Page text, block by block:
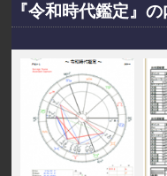
『令和時代鑑定』